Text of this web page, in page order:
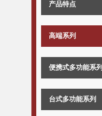
产品特点
高端系列
便携式多功能系列
台式多功能系列